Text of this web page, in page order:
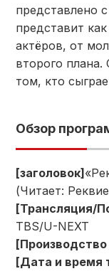
представлено
представит
актёров, от
второго
том, кто
Обзор
[заголовок]
(Читает:
[Трансляция/
TBS/U-NEXT
[Производство
[Дата и время